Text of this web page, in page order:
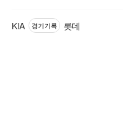
KIA 경기기록 롯데